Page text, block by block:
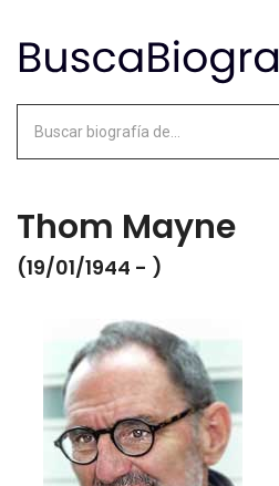
Thom Mayne
(19/01/1944 - )